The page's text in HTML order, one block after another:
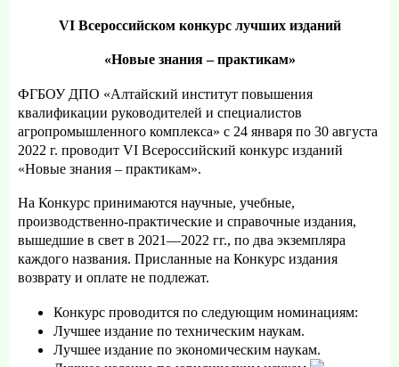
VIВсероссийском конкурс лучших изданий
«Новые знания – практикам»
ФГБОУ ДПО «Алтайский институт повышения
квалификации руководителей и специалистов
агропромышленного комплекса» с 24 января по 30 августа
2022 г. проводит VI Всероссийский конкурс изданий
«Новые знания – практикам».
На Конкурс принимаются научные, учебные,
производственно-практические и справочные издания,
вышедшие в свет в 2021—2022 гг., по два экземпляра
каждого названия. Присланные на Конкурс издания
возврату и оплате не подлежат.
Конкурс проводится по следующим номинациям:
Лучшее издание по техническим наукам.
Лучшее издание по экономическим наукам.